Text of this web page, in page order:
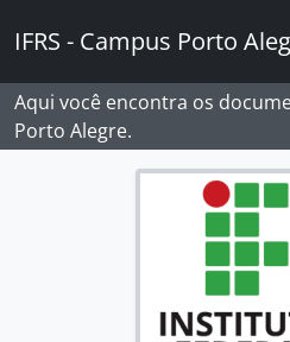
IFRS - Campus Porto
Aqui você encontra os
Porto Alegre.